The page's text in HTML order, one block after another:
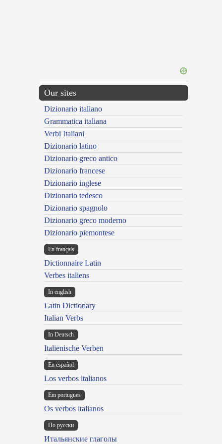
Our sites
Dizionario italiano
Grammatica italiana
Verbi Italiani
Dizionario latino
Dizionario greco antico
Dizionario francese
Dizionario inglese
Dizionario tedesco
Dizionario spagnolo
Dizionario greco moderno
Dizionario piemontese
En français
Dictionnaire Latin
Verbes italiens
In english
Latin Dictionary
Italian Verbs
In Deutsch
Italienische Verben
En español
Los verbos italianos
Em portugues
Os verbos italianos
По русски
Итальянские глаголы